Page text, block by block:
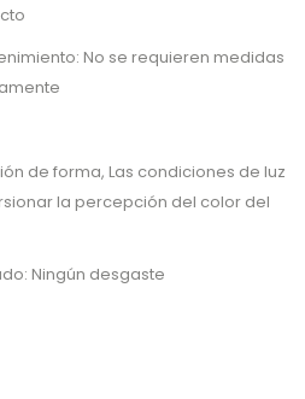
No se requieren medidas
de forma, Las condiciones de luz
la percepción del color del
Ningún desgaste